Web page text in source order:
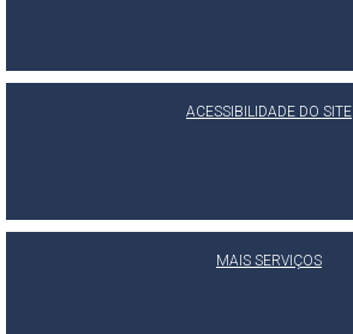
ACESSIBILIDADE DO SITE
MAIS SERVIÇOS